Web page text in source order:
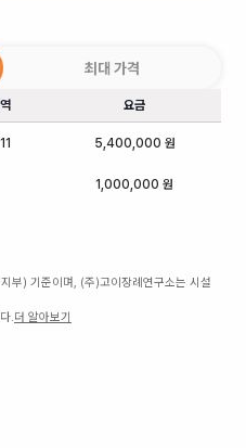
최대 가격
요금
5,400,000 원
1,000,000 원
부) 기준이며, (주)고이장례연구소는 시설
.더 알아보기